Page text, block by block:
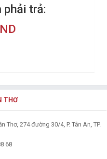
phải trả:
THƠ
Thơ, 274 đường 30/4, P. Tân An, TP.
68